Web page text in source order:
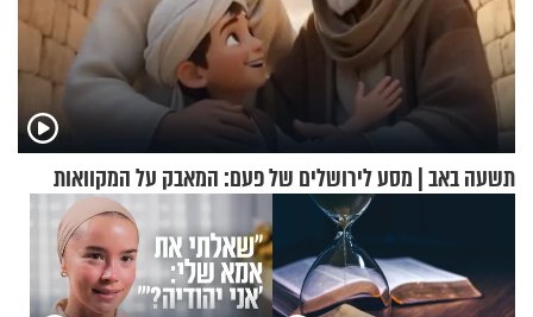
תשעה באב | מסע לירושלים של פעם: המאבק על המקוואות